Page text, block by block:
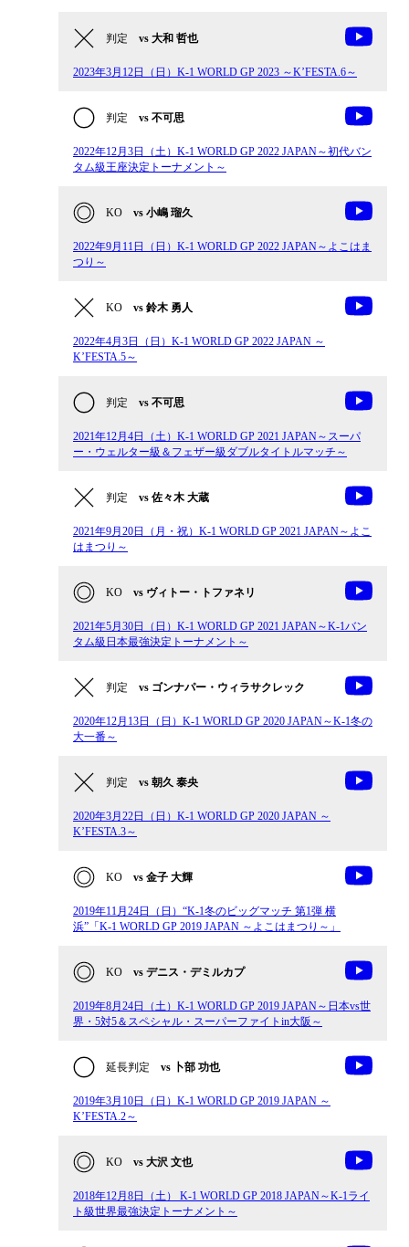
判定 vs 大和 哲也
2023年3月12日（日）K-1 WORLD GP 2023 ～K’FESTA.6～
判定 vs 不可思
2022年12月3日（土）K-1 WORLD GP 2022 JAPAN～初代バン
タム級王座決定トーナメント～
KO vs 小嶋 瑠久
2022年9月11日（日）K-1 WORLD GP 2022 JAPAN～よこはま
つり～
KO vs 鈴木 勇人
2022年4月3日（日）K-1 WORLD GP 2022 JAPAN ～
K’FESTA.5～
判定 vs 不可思
2021年12月4日（土）K-1 WORLD GP 2021 JAPAN～スーパ
ー・ウェルター級＆フェザー級ダブルタイトルマッチ～
判定 vs 佐々木 大蔵
2021年9月20日（月・祝）K-1 WORLD GP 2021 JAPAN～よこ
はまつり～
KO vs ヴィトー・トファネリ
2021年5月30日（日）K-1 WORLD GP 2021 JAPAN～K-1バン
タム級日本最強決定トーナメント～
判定 vs ゴンナパー・ウィラサクレック
2020年12月13日（日）K-1 WORLD GP 2020 JAPAN～K-1冬の
大一番～
判定 vs 朝久 泰央
2020年3月22日（日）K-1 WORLD GP 2020 JAPAN ～
K’FESTA.3～
KO vs 金子 大輝
2019年11月24日（日）“K-1冬のビッグマッチ 第1弾 横
浜”「K-1 WORLD GP 2019 JAPAN ～よこはまつり～」
KO vs デニス・デミルカプ
2019年8月24日（土）K-1 WORLD GP 2019 JAPAN～日本vs世
界・5対5＆スペシャル・スーパーファイトin大阪～
延長判定 vs 卜部 功也
2019年3月10日（日）K-1 WORLD GP 2019 JAPAN ～
K’FESTA.2～
KO vs 大沢 文也
2018年12月8日（土） K-1 WORLD GP 2018 JAPAN～K-1ライ
ト級世界最強決定トーナメント～